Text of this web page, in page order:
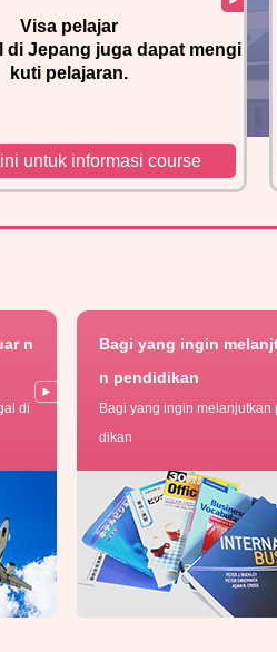
Visa pelajar
di Jepang juga dapat mengi
kuti pelajaran.
untuk informasi course
n
di
Bagi yang ingin
n pendidikan
Bagi yang ingin melanjutkan
dikan